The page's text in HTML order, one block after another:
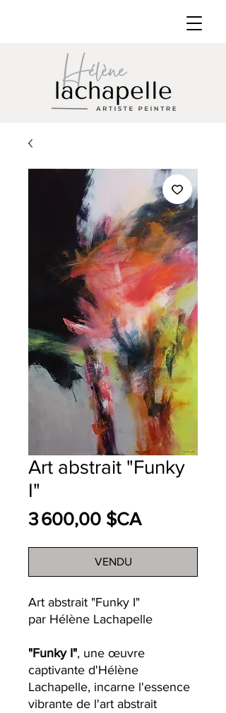
Art abstrait "Funky
I"
3 600,00 $CAPrix
VENDU
Art abstrait "Funky I"
par Hélène Lachapelle
"Funky I", une œuvre
captivante d'Hélène
Lachapelle, incarne l'essence
vibrante de l'art abstrait